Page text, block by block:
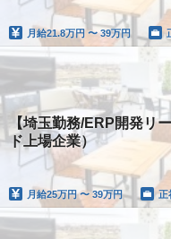
月給21.8万円 〜 39万円
【埼玉勤務/ERP開発リ
ド上場企業）
月給25万円 〜 39万円 正